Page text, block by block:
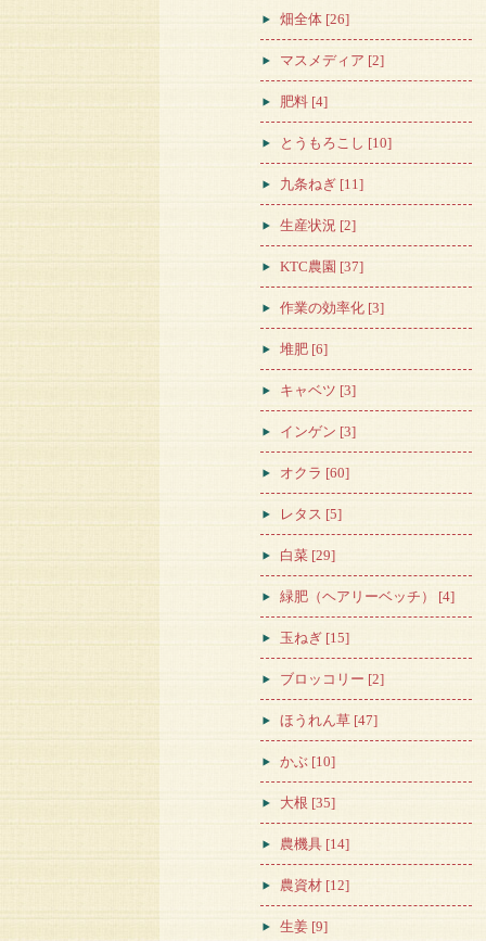
畑全体 [26]
マスメディア [2]
肥料 [4]
とうもろこし [10]
九条ねぎ [11]
生産状況 [2]
KTC農園 [37]
作業の効率化 [3]
堆肥 [6]
キャベツ [3]
インゲン [3]
オクラ [60]
レタス [5]
白菜 [29]
緑肥（ヘアリーベッチ） [4]
玉ねぎ [15]
ブロッコリー [2]
ほうれん草 [47]
かぶ [10]
大根 [35]
農機具 [14]
農資材 [12]
生姜 [9]